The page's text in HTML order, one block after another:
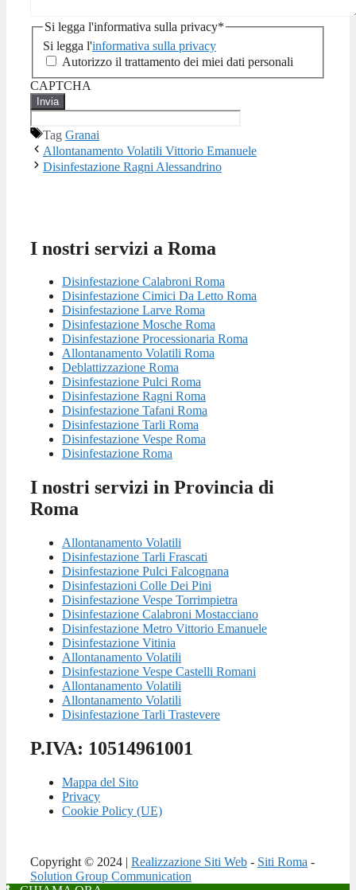
Si legga l'informativa sulla privacy*
Si legga l'informativa sulla privacy
Autorizzo il trattamento dei miei dati personali
CAPTCHA
Tag Granai
Allontanamento Volatili Vittorio Emanuele
Disinfestazione Ragni Alessandrino
I nostri servizi a Roma
Disinfestazione Calabroni Roma
Disinfestazione Cimici Da Letto Roma
Disinfestazione Larve Roma
Disinfestazione Mosche Roma
Disinfestazione Processionaria Roma
Allontanamento Volatili Roma
Deblattizzazione Roma
Disinfestazione Pulci Roma
Disinfestazione Ragni Roma
Disinfestazione Tafani Roma
Disinfestazione Tarli Roma
Disinfestazione Vespe Roma
Disinfestazione Roma
I nostri servizi in Provincia di
Roma
Allontanamento Volatili
Disinfestazione Tarli Frascati
Disinfestazione Pulci Falcognana
Disinfestazioni Colle Dei Pini
Disinfestazione Vespe Torrimpietra
Disinfestazione Calabroni Mostacciano
Disinfestazione Metro Vittorio Emanuele
Disinfestazione Vitinia
Allontanamento Volatili
Disinfestazione Vespe Castelli Romani
Allontanamento Volatili
Allontanamento Volatili
Disinfestazione Tarli Trastevere
P.IVA: 10514961001
Mappa del Sito
Privacy
Cookie Policy (UE)
Copyright © 2024 | Realizzazione Siti Web - Siti Roma -
Solution Group Communication